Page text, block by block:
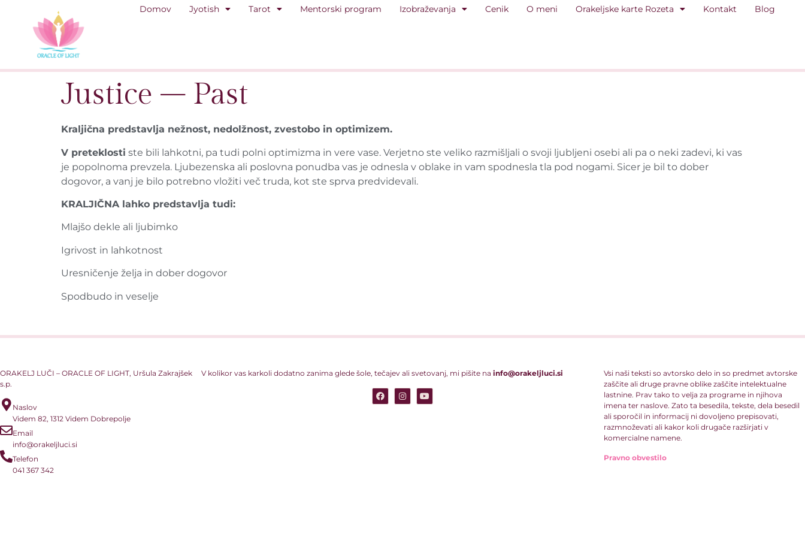
Domov Jyotish Tarot Mentorski program Izobraževanja Cenik O meni Orakeljske karte Rozeta Kontakt Blog
Justice – Past
Kraljična predstavlja nežnost, nedolžnost, zvestobo in optimizem.
V preteklosti ste bili lahkotni, pa tudi polni optimizma in vere vase. Verjetno ste veliko razmišljali o svoji ljubljeni osebi ali pa o neki zadevi, ki vas
je popolnoma prevzela. Ljubezenska ali poslovna ponudba vas je odnesla v oblake in vam spodnesla tla pod nogami. Sicer je bil to dober
dogovor, a vanj je bilo potrebno vložiti več truda, kot ste sprva predvidevali.
KRALJIČNA lahko predstavlja tudi:
Mlajšo dekle ali ljubimko
Igrivost in lahkotnost
Uresničenje želja in dober dogovor
Spodbudo in veselje
ORAKELJ LUČI – ORACLE OF LIGHT, Uršula Zakrajšek
s.p.
Naslov
Videm 82, 1312 Videm Dobrepolje
Email
info@orakeljluci.si
Telefon
041 367 342
V kolikor vas karkoli dodatno zanima glede šole, tečajev ali svetovanj, mi pišite na info@orakeljluci.si
Vsi naši teksti so avtorsko delo in so predmet avtorske
zaščite ali druge pravne oblike zaščite intelektualne
lastnine. Prav tako to velja za programe in njihova
imena ter naslove. Zato ta besedila, tekste, dela besedil
ali sporočil in informacij ni dovoljeno prepisovati,
razmnoževati ali kakor koli drugače razširjati v
komercialne namene.
Pravno obvestilo